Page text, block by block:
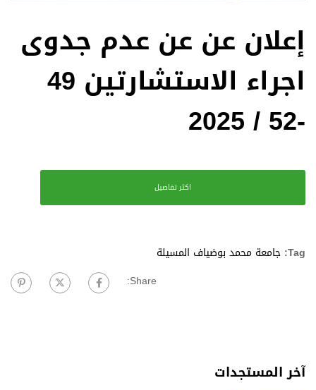
إعلان عن عن عدم جدوى
اجراء الاستشارتين 49
-52 / 2025
اكثر تفاصيل
Tag: جامعة محمد بوضياف المسيلة
Share:
آخر المستجدات